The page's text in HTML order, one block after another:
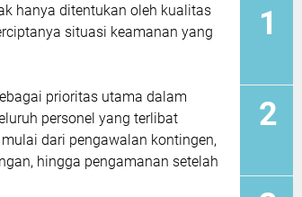
hanya ditentukan oleh kualitas
situasi keamanan yang
prioritas utama dalam
personel yang terlibat
dari pengawalan kontingen,
hingga pengamanan setelah